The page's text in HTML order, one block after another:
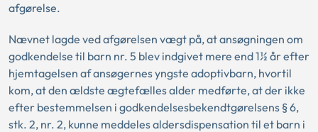
afgørelse.
Nævnet lagde ved afgørelsen vægt på, at ansøgningen om
godkendelse til barn nr. 5 blev indgivet mere end 1½ år efter
hjemtagelsen af ansøgernes yngste adoptivbarn, hvortil
kom, at den ældste ægtefælles alder medførte, at der ikke
efter bestemmelsen i godkendelsesbekendtgørelsens § 6,
stk. 2, nr. 2, kunne meddeles aldersdispensation til et barn i